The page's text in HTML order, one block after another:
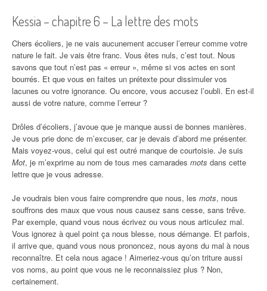
Kessia – chapitre 6 – La lettre des mots
Chers écoliers, je ne vais aucunement accuser l’erreur comme votre
nature le fait. Je vais être franc. Vous êtes nuls, c’est tout. Nous
savons que tout n’est pas « erreur », même si vos actes en sont
bourrés. Et que vous en faites un prétexte pour dissimuler vos
lacunes ou votre ignorance. Ou encore, vous accusez l’oubli. En est-il
aussi de votre nature, comme l’erreur ?
Drôles d’écoliers, j’avoue que je manque aussi de bonnes manières.
Je vous prie donc de m’excuser, car je devais d’abord me présenter.
Mais voyez-vous, celui qui est outré manque de courtoisie. Je suis
Mot, je m’exprime au nom de tous mes camarades mots dans cette
lettre que je vous adresse.
Je voudrais bien vous faire comprendre que nous, les mots, nous
souffrons des maux que vous nous causez sans cesse, sans trêve.
Par exemple, quand vous nous écrivez ou vous nous articulez mal.
Vous ignorez à quel point ça nous blesse, nous démange. Et parfois,
il arrive que, quand vous nous prononcez, nous ayons du mal à nous
reconnaître. Et cela nous agace ! Aimeriez-vous qu’on triture aussi
vos noms, au point que vous ne le reconnaissiez plus ? Non,
certainement.